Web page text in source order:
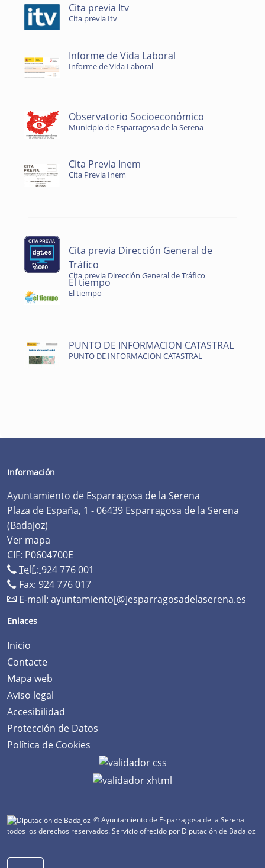
Cita previa Itv
Cita previa Itv
Informe de Vida Laboral
Informe de Vida Laboral
Observatorio Socioeconómico
Municipio de Esparragosa de la Serena
Cita Previa Inem
Cita Previa Inem
Cita previa Dirección General de
Tráfico
Cita previa Dirección General de Tráfico
El tiempo
El tiempo
PUNTO DE INFORMACION CATASTRAL
PUNTO DE INFORMACION CATASTRAL
Información
Ayuntamiento de Esparragosa de la Serena
Plaza de España, 1 - 06439 Esparragosa de la Serena
(Badajoz)
Ver mapa
CIF: P0604700E
Telf.: 924 776 001
Fax: 924 776 017
E-mail: ayuntamiento[@]esparragosadelaserena.es
Enlaces
Inicio
Contacte
Mapa web
Aviso legal
Accesibilidad
Protección de Datos
Política de Cookies
© Ayuntamiento de Esparragosa de la Serena
todos los derechos reservados.Servicio ofrecido por Diputación de Badajoz